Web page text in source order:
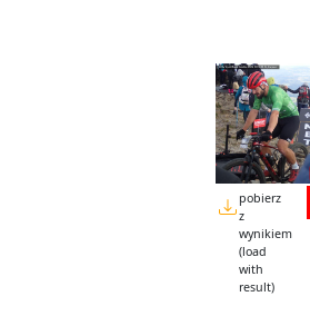
pobierz
z
wynikiem
(load
with
result)